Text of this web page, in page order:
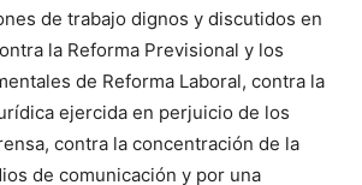
de trabajo dignos y discutidos en
la Reforma Previsional y los
de Reforma Laboral, contra la
ejercida en perjuicio de los
contra la concentración de la
de comunicación y por una